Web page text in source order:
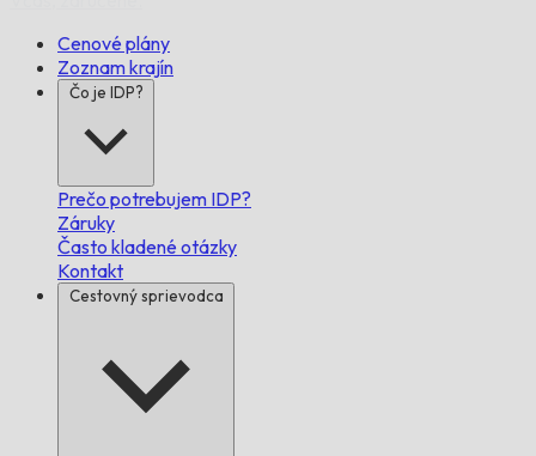
Cenové plány
Zoznam krajín
Čo je IDP?
Prečo potrebujem IDP?
Záruky
Často kladené otázky
Kontakt
Cestovný sprievodca